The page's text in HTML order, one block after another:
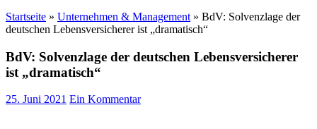
Startseite » Unternehmen & Management » BdV: Solvenzlage der
deutschen Lebensversicherer ist „dramatisch“
BdV: Solvenzlage der deutschen Lebensversicherer
ist „dramatisch“
25. Juni 2021 Ein Kommentar